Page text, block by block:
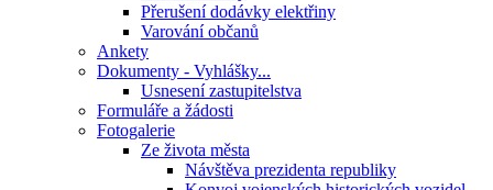
Přerušení dodávky elektřiny
Varování občanů
Ankety
Dokumenty - Vyhlášky...
Usnesení zastupitelstva
Formuláře a žádosti
Fotogalerie
Ze života města
Návštěva prezidenta republiky